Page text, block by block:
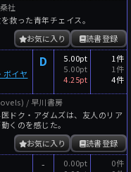
社
救った青年チェイス。
読書登録
お気に入り
ボイヤ
D
5.00pt
5.00pt
4.25pt
1件
1件
4件
/ 早川書房
ドク・アダムズは、友人のリア
くのを感じた。
読書登録
お気に入り
-
0.00pt
0件